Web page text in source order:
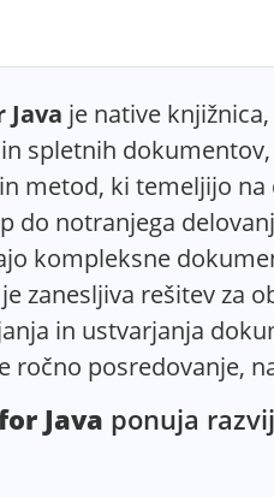
Java je native
spletnih
metod, ki temeljijo
do notranjega
kompleksne
je zanesljiva rešitev
in ustvarjanja
ročno posredovanje,
Java ponuja